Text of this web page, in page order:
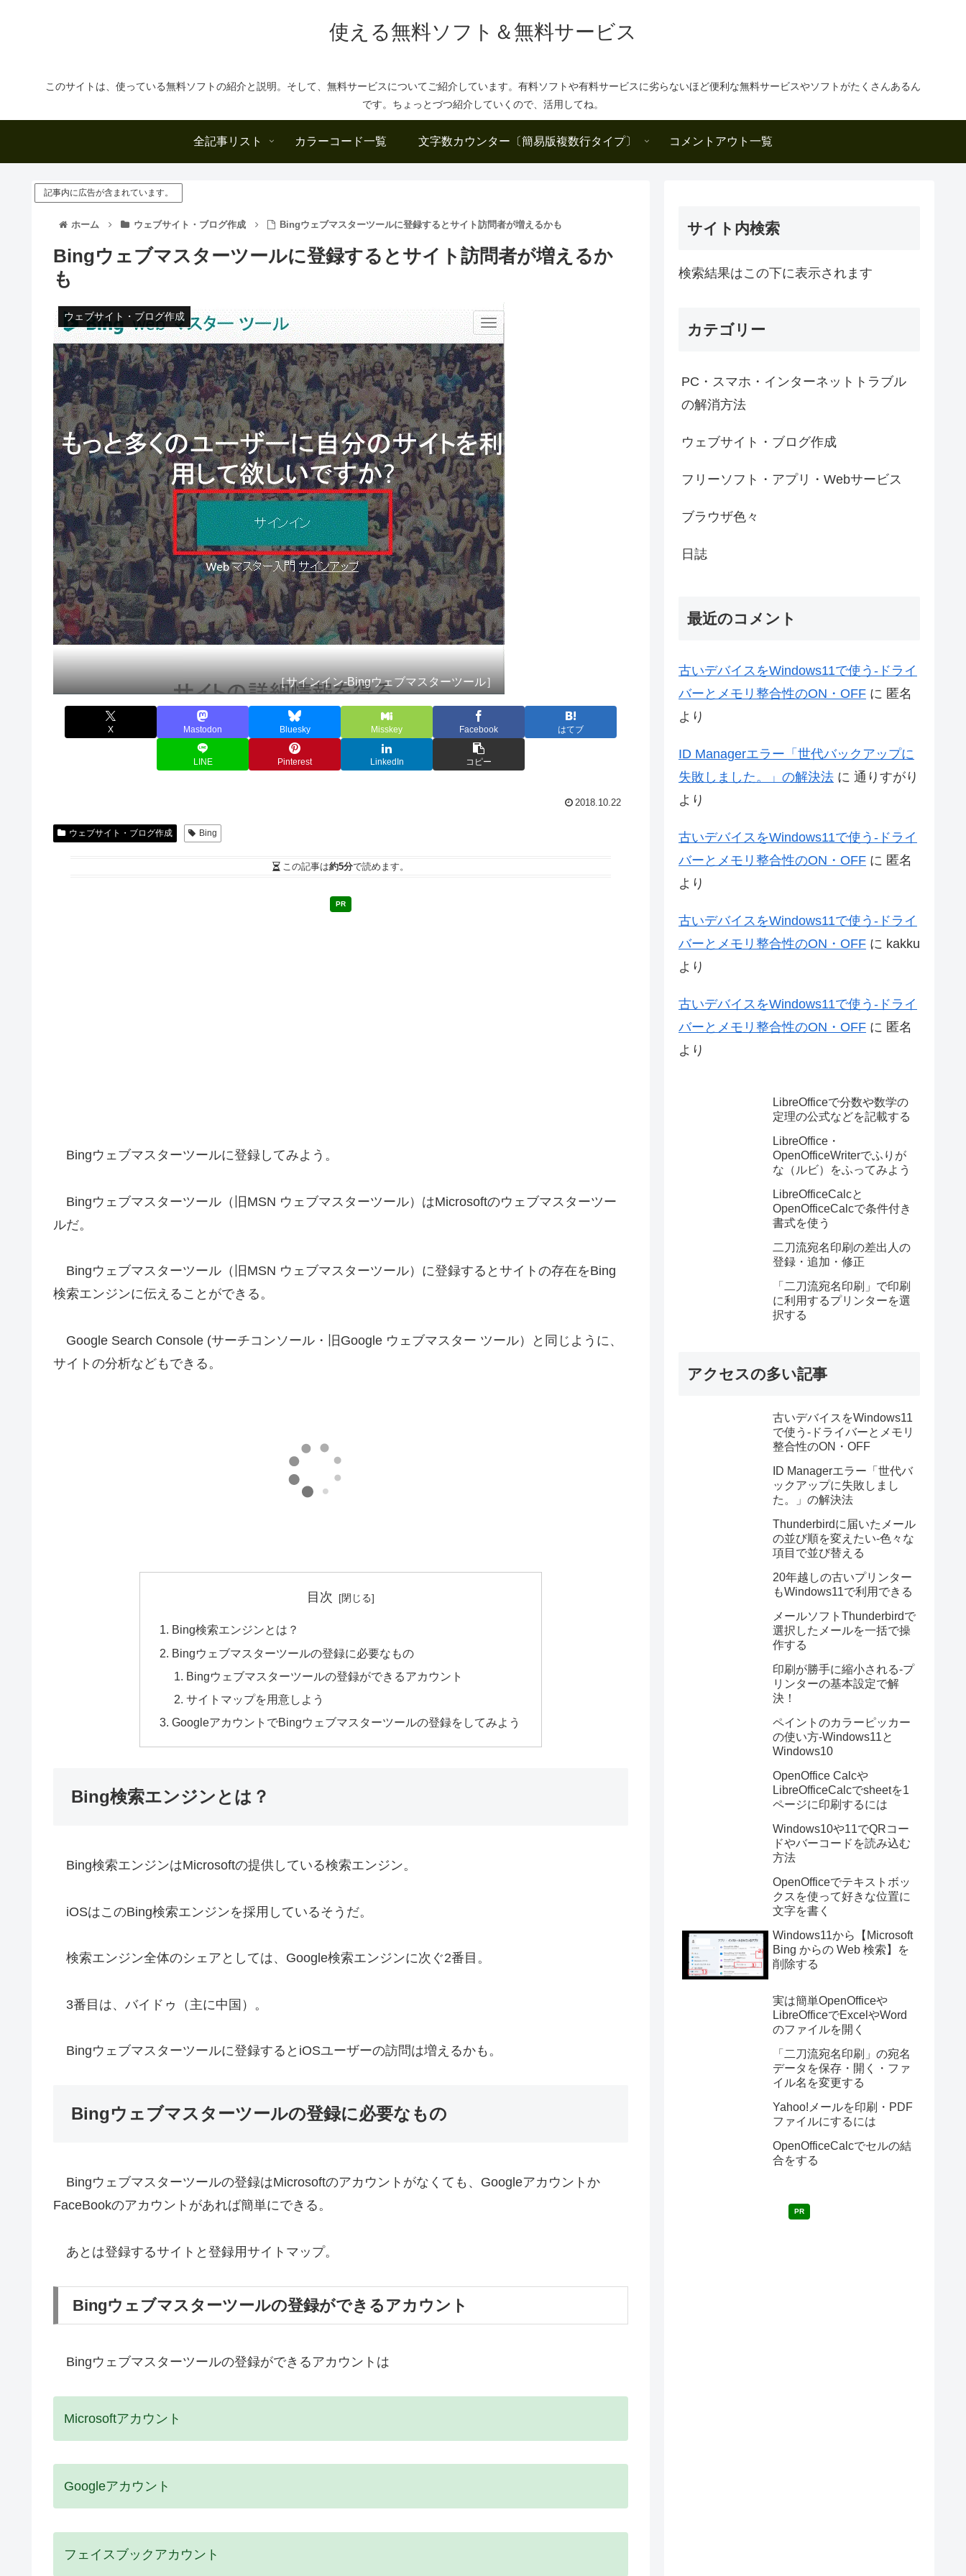
使える無料ソフト＆無料サービス
このサイトは、使っている無料ソフトの紹介と説明。そして、無料サービスについてご紹介しています。有料ソフトや有料サービスに劣らないほど便利な無料サービスやソフトがたくさんあるん
です。ちょっとづつ紹介していくので、活用してね。
全記事リスト カラーコード一覧 文字数カウンター〔簡易版複数行タイプ〕 コメントアウト一覧
記事内に広告が含まれています。
ホーム ウェブサイト・ブログ作成 Bingウェブマスターツールに登録するとサイト訪問者が増えるかも
Bingウェブマスターツールに登録するとサイト訪問者が増えるか
も
ウェブサイト・ブログ作成
［サインイン-Bingウェブマスターツール］
X Mastodon Bluesky Misskey Facebook はてブ
LINE Pinterest LinkedIn コピー
2018.10.22
ウェブサイト・ブログ作成 Bing
この記事は約5分で読めます。
PR
Bingウェブマスターツールに登録してみよう。
Bingウェブマスターツール（旧MSN ウェブマスターツール）はMicrosoftのウェブマスターツー
ルだ。
Bingウェブマスターツール（旧MSN ウェブマスターツール）に登録するとサイトの存在をBing
検索エンジンに伝えることができる。
Google Search Console (サーチコンソール・旧Google ウェブマスター ツール）と同じように、
サイトの分析などもできる。
目次
Bing検索エンジンとは？
Bingウェブマスターツールの登録に必要なもの
Bingウェブマスターツールの登録ができるアカウント
サイトマップを用意しよう
GoogleアカウントでBingウェブマスターツールの登録をしてみよう
Bing検索エンジンとは？
Bing検索エンジンはMicrosoftの提供している検索エンジン。
iOSはこのBing検索エンジンを採用しているそうだ。
検索エンジン全体のシェアとしては、Google検索エンジンに次ぐ2番目。
3番目は、バイドゥ（主に中国）。
Bingウェブマスターツールに登録するとiOSユーザーの訪問は増えるかも。
Bingウェブマスターツールの登録に必要なもの
Bingウェブマスターツールの登録はMicrosoftのアカウントがなくても、Googleアカウントか
FaceBookのアカウントがあれば簡単にできる。
あとは登録するサイトと登録用サイトマップ。
Bingウェブマスターツールの登録ができるアカウント
Bingウェブマスターツールの登録ができるアカウントは
Microsoftアカウント
Googleアカウント
フェイスブックアカウント
サイト内検索
検索結果はこの下に表示されます
カテゴリー
PC・スマホ・インターネットトラブル
の解消方法
ウェブサイト・ブログ作成
フリーソフト・アプリ・Webサービス
ブラウザ色々
日誌
最近のコメント
古いデバイスをWindows11で使う-ドライ
バーとメモリ整合性のON・OFF に 匿名
より
ID Managerエラー「世代バックアップに
失敗しました。」の解決法 に 通りすがり
より
古いデバイスをWindows11で使う-ドライ
バーとメモリ整合性のON・OFF に 匿名
より
古いデバイスをWindows11で使う-ドライ
バーとメモリ整合性のON・OFF に kakku
より
古いデバイスをWindows11で使う-ドライ
バーとメモリ整合性のON・OFF に 匿名
より
LibreOfficeで分数や数学の
定理の公式などを記載する
LibreOffice・
OpenOfficeWriterでふりが
な（ルビ）をふってみよう
LibreOfficeCalcと
OpenOfficeCalcで条件付き
書式を使う
二刀流宛名印刷の差出人の
登録・追加・修正
「二刀流宛名印刷」で印刷
に利用するプリンターを選
択する
アクセスの多い記事
古いデバイスをWindows11
で使う-ドライバーとメモリ
整合性のON・OFF
ID Managerエラー「世代バ
ックアップに失敗しまし
た。」の解決法
Thunderbirdに届いたメール
の並び順を変えたい-色々な
項目で並び替える
20年越しの古いプリンター
もWindows11で利用できる
メールソフトThunderbirdで
選択したメールを一括で操
作する
印刷が勝手に縮小される-プ
リンターの基本設定で解
決！
ペイントのカラーピッカー
の使い方-Windows11と
Windows10
OpenOffice Calcや
LibreOfficeCalcでsheetを1
ページに印刷するには
Windows10や11でQRコー
ドやバーコードを読み込む
方法
OpenOfficeでテキストボッ
クスを使って好きな位置に
文字を書く
Windows11から【Microsoft
Bing からの Web 検索】を
削除する
実は簡単OpenOfficeや
LibreOfficeでExcelやWord
のファイルを開く
「二刀流宛名印刷」の宛名
データを保存・開く・ファ
イル名を変更する
Yahoo!メールを印刷・PDF
ファイルにするには
OpenOfficeCalcでセルの結
合をする
PR